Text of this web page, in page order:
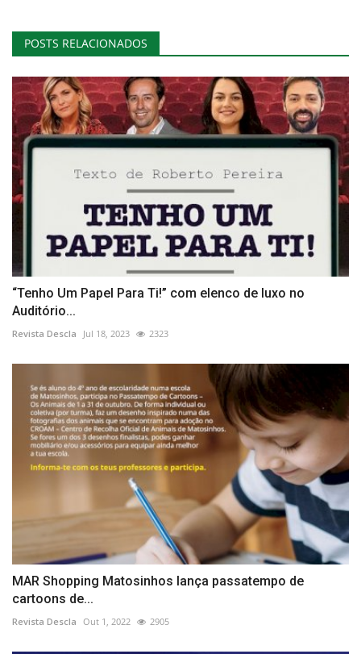
POSTS RELACIONADOS
“Tenho Um Papel Para Ti!” com elenco de luxo no
Auditório...
Revista Descla Jul 18, 2023 2323
MAR Shopping Matosinhos lança passatempo de
cartoons de...
Revista Descla Out 1, 2022 2905